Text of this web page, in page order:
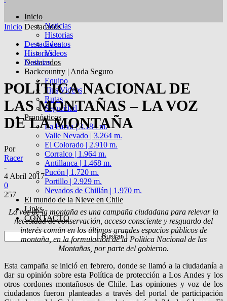
Inicio
Noticias
Historias
Eventos
Videos
Destacados
Backcountry | Anda Seguro
Equipo
Tips|Videos
Rutas
Seguridad
Pronósticos
La Parva | 3.184 m.
Valle Nevado | 3.264 m.
El Colorado | 2.910 m.
Corralco | 1.964 m.
Antillanca | 1.468 m.
Pucón | 1.720 m.
Portillo | 2.929 m.
Nevados de Chillán | 1.970 m.
El mundo de la Nieve en Chile
Links
CONTACTO
Inicio Destacados
Destacados
Historias
Noticias
POLÍTICA NACIONAL DE
LAS MONTAÑAS – LA VOZ
DE LA MONTAÑA
Por
Racer
-
4 Abril 2017
0
257
La voz de la montaña es una campaña ciudadana para relevar la
necesidad de conservación, acceso consciente y resguardo del
interés común en los últimos grandes espacios públicos de
montaña, en la formulación de la Política Nacional de las
Montañas, por parte del gobierno.
Esta campaña se inició en febrero, donde se llamó a la ciudadanía a
dar su opinión sobre esta Política de protección a Los Andes y los
otros cordones montañosos de Chile. Las opiniones y voz de los
ciudadanos fueron planteadas a través del portal de participación